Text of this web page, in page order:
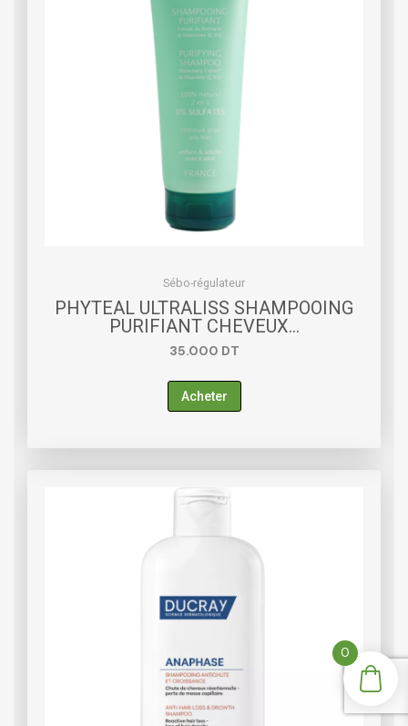
Sébo-régulateur
PHYTEAL ULTRALISS SHAMPOOING
PURIFIANT CHEVEUX…
35.000 DT
Acheter
0